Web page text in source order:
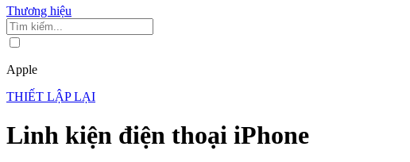
Thương hiệu
Apple
THIẾT LẬP LẠI
Linh kiện điện thoại iPhone